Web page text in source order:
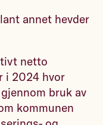
annet hevder
netto
i 2024 hvor
bruk av
kommunen